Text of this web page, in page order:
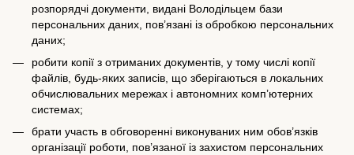
розпорядчі документи, видані Володільцем бази
персональних даних, пов’язані із обробкою персональних
даних;
робити копії з отриманих документів, у тому числі копії
файлів, будь-яких записів, що зберігаються в локальних
обчислювальних мережах і автономних комп’ютерних
системах;
брати участь в обговоренні виконуваних ним обов’язків
організації роботи, пов’язаної із захистом персональних